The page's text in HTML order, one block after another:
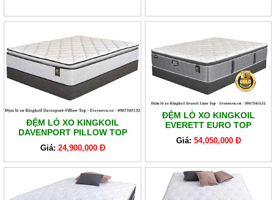
ĐỆM LÒ XO KINGKOIL
DAVENPORT PILLOW TOP
Giá: 24,900,000 Đ
ĐỆM LÒ XO KINGKOIL
EVERETT EURO TOP
Giá: 54,050,000 Đ